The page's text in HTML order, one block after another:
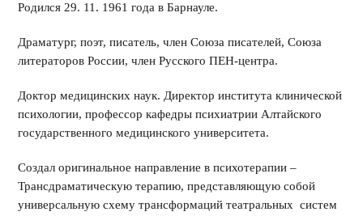
Родился 29. 11. 1961 года в Барнауле.
Драматург, поэт, писатель, член Союза писателей, Союза
литераторов России, член Русского ПЕН-центра.
Доктор медицинских наук. Директор института клинической
психологии, профессор кафедры психиатрии Алтайского
государственного медицинского университета.
Создал оригинальное направление в психотерапии –
Трансдраматическую терапию, представляющую собой
универсальную схему трансформаций театральных систем